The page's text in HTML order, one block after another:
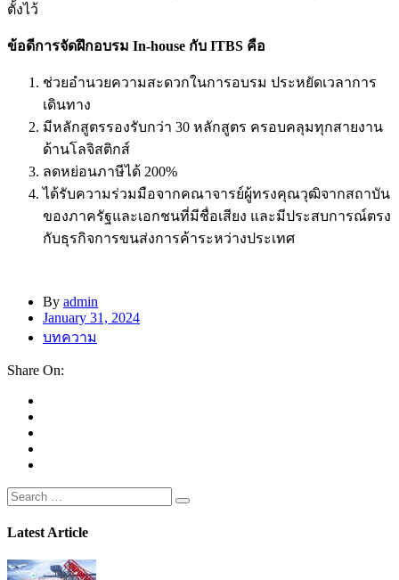
ตั้งไว้
ข้อดีการจัดฝึกอบรม In-house กับ ITBS คือ
ช่วยอำนวยความสะดวกในการอบรม ประหยัดเวลาการ
เดินทาง
มีหลักสูตรรองรับกว่า 30 หลักสูตร ครอบคลุมทุกสายงาน
ด้านโลจิสติกส์
ลดหย่อนภาษีได้ 200%
ได้รับความร่วมมือจากคณาจารย์ผู้ทรงคุณวุฒิจากสถาบัน
ของภาครัฐและเอกชนที่มีชื่อเสียง และมีประสบการณ์ตรง
กับธุรกิจการขนส่งการค้าระหว่างประเทศ
By admin
January 31, 2024
บทความ
Share On:
Latest Article